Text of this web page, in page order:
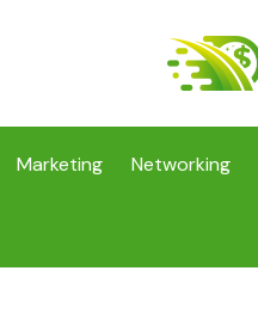
Marketing Networking